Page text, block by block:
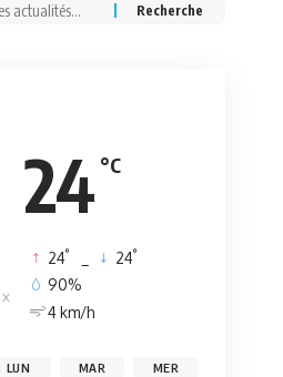
24 °C
24° 24°
90%
4 km/h
LUN MAR MER